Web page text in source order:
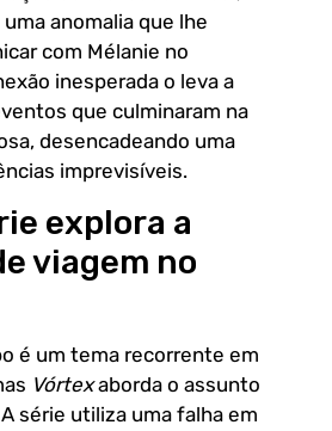
anomalia que lhe
com Mélanie no
inesperada o leva a
que culminaram na
desencadeando uma
imprevisíveis.
explora a
viagem no
é um tema recorrente em
Vórtexaborda o assunto
série utiliza uma falha em